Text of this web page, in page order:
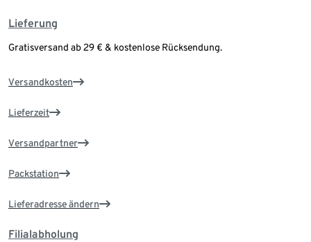
Lieferung
Gratisversand ab 29 € & kostenlose Rücksendung.
Versandkosten
Lieferzeit
Versandpartner
Packstation
Lieferadresse ändern
Filialabholung